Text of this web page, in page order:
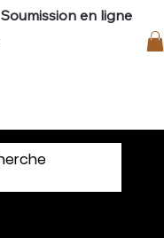
Soumission en ligne